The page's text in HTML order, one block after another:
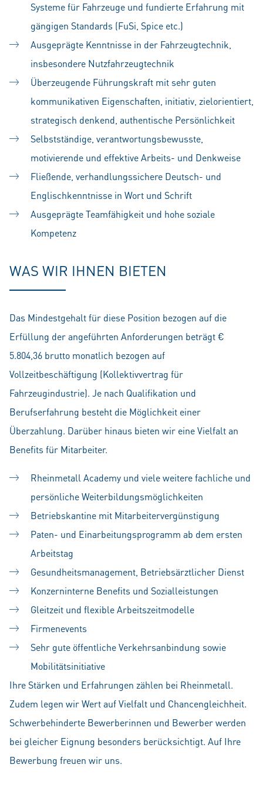
Systeme für Fahrzeuge und fundierte Erfahrung mit
gängigen Standards (FuSi, Spice etc.)
Ausgeprägte Kenntnisse in der Fahrzeugtechnik,
insbesondere Nutzfahrzeugtechnik
Überzeugende Führungskraft mit sehr guten
kommunikativen Eigenschaften, initiativ, zielorientiert,
strategisch denkend, authentische Persönlichkeit
Selbstständige, verantwortungsbewusste,
motivierende und effektive Arbeits- und Denkweise
Fließende, verhandlungssichere Deutsch- und
Englischkenntnisse in Wort und Schrift
Ausgeprägte Teamfähigkeit und hohe soziale
Kompetenz
WAS WIR IHNEN BIETEN
Das Mindestgehalt für diese Position bezogen auf die
Erfüllung der angeführten Anforderungen beträgt €
5.804,36 brutto monatlich bezogen auf
Vollzeitbeschäftigung (Kollektivvertrag für
Fahrzeugindustrie). Je nach Qualifikation und
Berufserfahrung besteht die Möglichkeit einer
Überzahlung. Darüber hinaus bieten wir eine Vielfalt an
Benefits für Mitarbeiter.
Rheinmetall Academy und viele weitere fachliche und
persönliche Weiterbildungsmöglichkeiten
Betriebskantine mit Mitarbeitervergünstigung
Paten- und Einarbeitungsprogramm ab dem ersten
Arbeitstag
Gesundheitsmanagement, Betriebsärztlicher Dienst
Konzerninterne Benefits und Sozialleistungen
Gleitzeit und flexible Arbeitszeitmodelle
Firmenevents
Sehr gute öffentliche Verkehrsanbindung sowie
Mobilitätsinitiative
Ihre Stärken und Erfahrungen zählen bei Rheinmetall.
Zudem legen wir Wert auf Vielfalt und Chancengleichheit.
Schwerbehinderte Bewerberinnen und Bewerber werden
bei gleicher Eignung besonders berücksichtigt. Auf Ihre
Bewerbung freuen wir uns.